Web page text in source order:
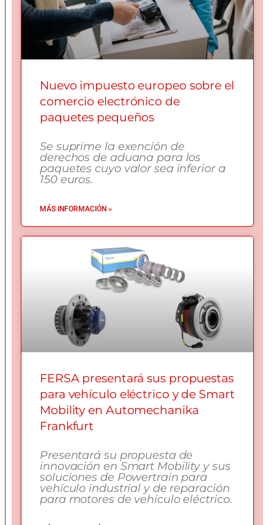
Nuevo impuesto europeo sobre el
comercio electrónico de
paquetes pequeños
Se suprime la exención de
derechos de aduana para los
paquetes cuyo valor sea inferior a
150 euros.
MÁS INFORMACIÓN »
FERSA presentará sus propuestas
para vehículo eléctrico y de Smart
Mobility en Automechanika
Frankfurt
Presentará su propuesta de
innovación en Smart Mobility y sus
soluciones de Powertrain para
vehículo industrial y de reparación
para motores de vehículo eléctrico.